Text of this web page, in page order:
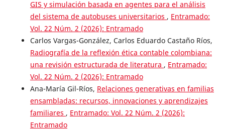
GIS y simulación basada en agentes para el análisis
del sistema de autobuses universitarios , Entramado:
Vol. 22 Núm. 2 (2026): Entramado
Carlos Vargas-González, Carlos Eduardo Castaño Ríos,
Radiografía de la reflexión ética contable colombiana:
una revisión estructurada de literatura , Entramado:
Vol. 22 Núm. 2 (2026): Entramado
Ana-María Gil-Ríos, Relaciones generativas en familias
ensambladas: recursos, innovaciones y aprendizajes
familiares , Entramado: Vol. 22 Núm. 2 (2026):
Entramado